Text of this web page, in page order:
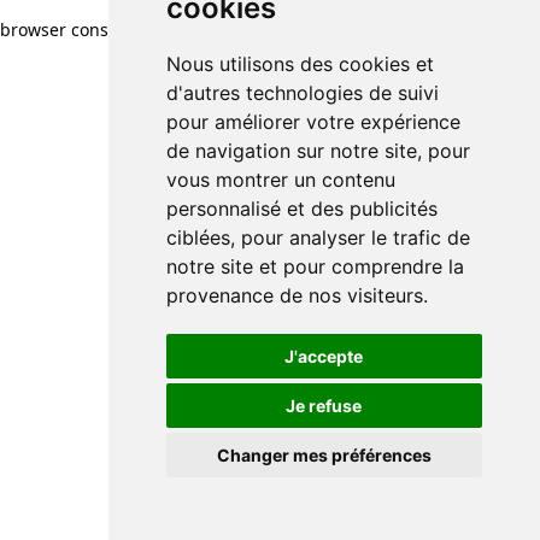
cookies
Nous utilisons des cookies et
d'autres technologies de suivi
pour améliorer votre expérience
de navigation sur notre site, pour
vous montrer un contenu
personnalisé et des publicités
ciblées, pour analyser le trafic de
notre site et pour comprendre la
provenance de nos visiteurs.
J'accepte
Je refuse
Changer mes préférences
browser console for more information)